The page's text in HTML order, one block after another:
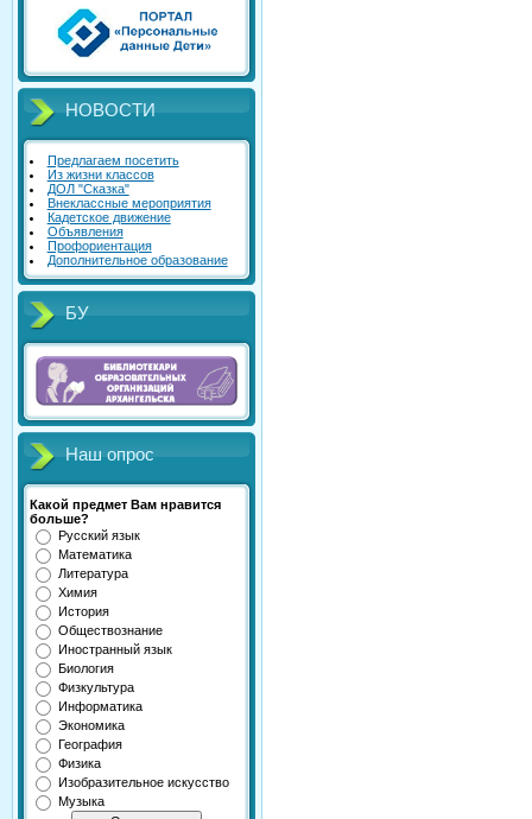
НОВОСТИ
Предлагаем посетить
Из жизни классов
ДОЛ "Сказка"
Внеклассные мероприятия
Кадетское движение
Объявления
Профориентация
Дополнительное образование
БУ
Наш опрос
Какой предмет Вам нравится
больше?
Русский язык
Математика
Литература
Химия
История
Обществознание
Иностранный язык
Биология
Физкультура
Информатика
Экономика
География
Физика
Изобразительное искусство
Музыка